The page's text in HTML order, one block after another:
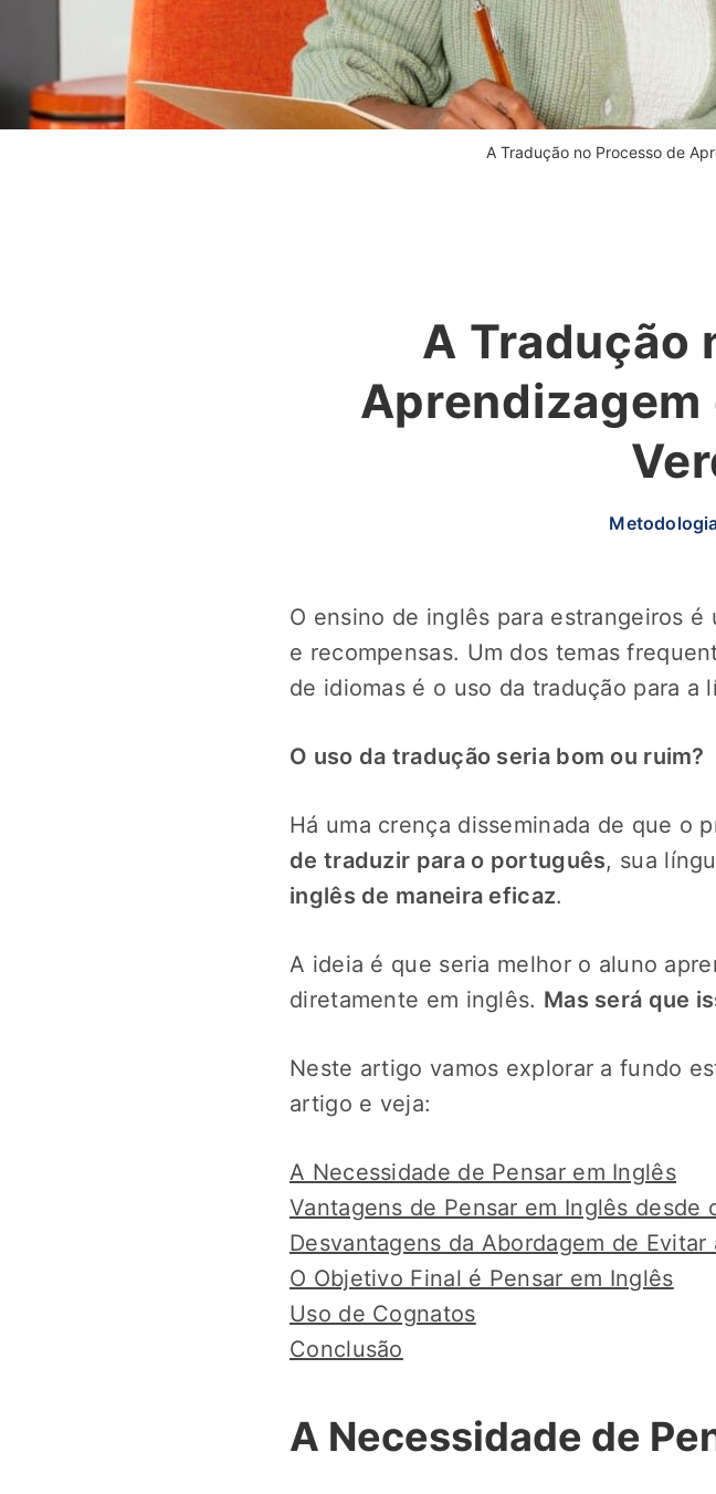
A Tradução no Processo de
A Tradução
O ensino de inglês para estrangeiros
e recompensas. Um dos temas
de idiomas é o uso da tradução para a
O uso da tradução seria bom ou ruim?
Há uma crença disseminada de que o
de traduzir para o português, sua
inglês de maneira eficaz.
A ideia é que seria melhor o aluno
diretamente em inglês. Mas será que
Neste artigo vamos explorar a fundo
artigo e veja:
A Necessidade de Pensar em Inglês
Vantagens de Pensar em Inglês desde
Desvantagens da Abordagem de Evitar
O Objetivo Final é Pensar em Inglês
Uso de Cognatos
Conclusão
A Necessidade de